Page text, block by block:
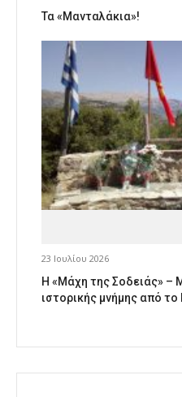
Τα «Μανταλάκια»!
23 Ιουλίου 2026
Η «Μάχη της Σοδειάς» –
ιστορικής μνήμης από